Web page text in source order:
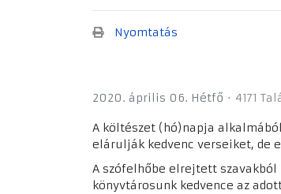
Nyomtatás
2020. április 06. Hétfő 4171
A költészet (hó)napja
elárulják kedvenc verseiket, de
A szófelhőbe elrejtett
könyvtárosunk kedvence az